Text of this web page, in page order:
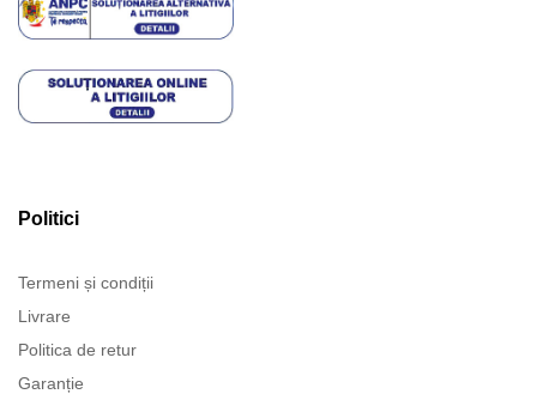
Politici
Termeni și condiții
Livrare
Politica de retur
Garanție